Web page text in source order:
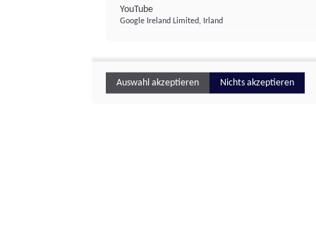
YouTube
Google Ireland Limited, Irland
Auswahl akzeptieren Nichts akzeptieren